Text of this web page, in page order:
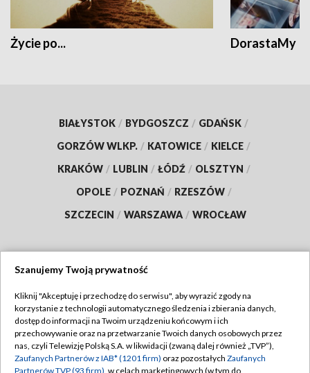
Życie po... DorastaMy
BIAŁYSTOK / BYDGOSZCZ / GDAŃSK /
GORZÓW WLKP. / KATOWICE / KIELCE /
KRAKÓW / LUBLIN / ŁÓDŹ / OLSZTYN /
OPOLE / POZNAŃ / RZESZÓW /
SZCZECIN / WARSZAWA / WROCŁAW
TVP
Abonament TVP
Emisja w TVP
Regulamin TVP
Polityka prywatności
Szanujemy Twoją prywatność
Kliknij "Akceptuję i przechodzę do serwisu", aby wyrazić zgody na
korzystanie z technologii automatycznego śledzenia i zbierania danych,
dostęp do informacji na Twoim urządzeniu końcowym i ich
przechowywanie oraz na przetwarzanie Twoich danych osobowych przez
nas, czyli Telewizję Polską S.A. w likwidacji (zwaną dalej również „TVP”),
Zaufanych Partnerów z IAB* (1201 firm) oraz pozostałych Zaufanych
Partnerów TVP (93 firm) , w celach marketingowych (w tym do